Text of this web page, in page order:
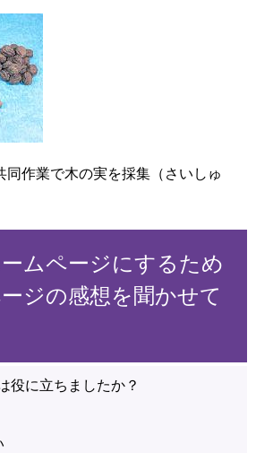
同作業で木の実を採集（さいしゅ
ムページにするため
ジの感想を聞かせて
役に立ちましたか？